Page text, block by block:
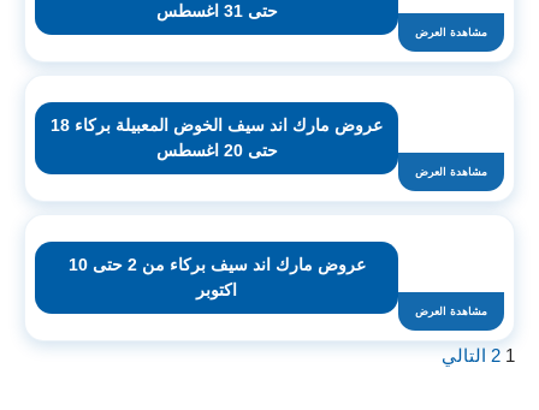
مشاهدة العرض
حتى 31 اغسطس
مشاهدة العرض
عروض مارك اند سيف الخوض المعبيلة بركاء 18
حتى 20 اغسطس
مشاهدة العرض
عروض مارك اند سيف بركاء من 2 حتى 10
اكتوبر
1
2 التالي